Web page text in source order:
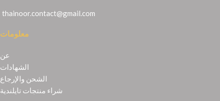
thainoor.contact@gmail.com
معلومات
عن
الشهادات
الشحن والإرجاع
شراء منتجات تايلندية